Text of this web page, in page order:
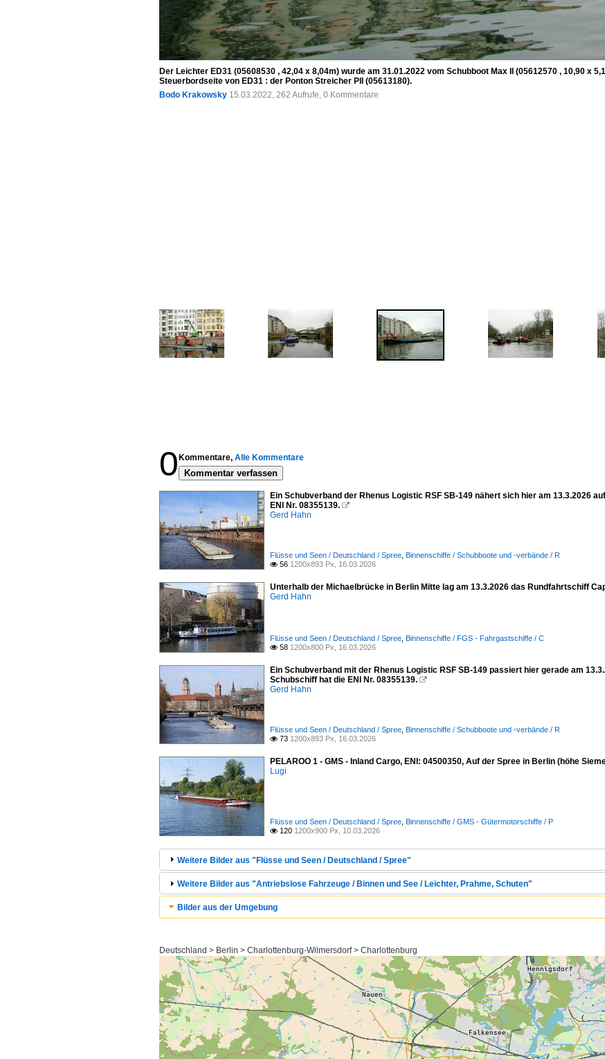
Der Leichter ED31 (05608530 , 42,04 x 8,04m) wurde am 31.01.2022 vom Schubboot Max II (05612570 , 10,90 x
Steuerbordseite von ED31 : der Ponton Streicher PII (05613180).
Bodo Krakowsky 15.03.2022, 262 Aufrufe, 0 Kommentare
0 Kommentare, Alle Kommentare
Kommentar verfassen
Ein Schubverband der Rhenus Logistic RSF SB-149 nähert sich hier am 13.3.2026
ENI Nr. 08355139. 
Gerd Hahn
Flüsse und Seen / Deutschland / Spree Binnenschiffe / Schubboote und -verbände / R
 56 1200x893 Px, 16.03.2026
Unterhalb der Michaelbrücke in Berlin Mitte lag am 13.3.2026 das Rundfahrtschiff
Gerd Hahn
Flüsse und Seen / Deutschland / Spree Binnenschiffe / FGS - Fahrgastschiffe / C
 58 1200x800 Px, 16.03.2026
Ein Schubverband mit der Rhenus Logistic RSF SB-149 passiert hier gerade am
Schubschiff hat die ENI Nr. 08355139. 
Gerd Hahn
Flüsse und Seen / Deutschland / Spree Binnenschiffe / Schubboote und -verbände / R
 73 1200x893 Px, 16.03.2026
PELAROO 1 - GMS - Inland Cargo, ENI: 04500350, Auf der Spree in Berlin (höhe
Lugi
Flüsse und Seen / Deutschland / Spree Binnenschiffe / GMS - Gütermotorschiffe / P
 120 1200x900 Px, 10.03.2026
Weitere Bilder aus "Flüsse und Seen / Deutschland / Spree"
Weitere Bilder aus "Antriebslose Fahrzeuge / Binnen und See / Leichter, Prahme, Schuten"
Bilder aus der Umgebung
Deutschland > Berlin > Charlottenburg-Wilmersdorf > Charlottenburg